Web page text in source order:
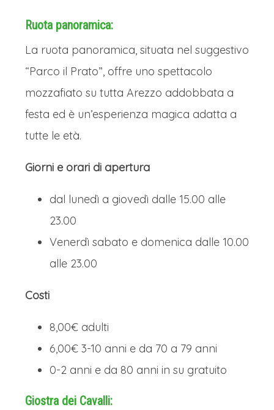
Ruota panoramica:
La ruota panoramica, situata nel suggestivo
“Parco il Prato”, offre uno spettacolo
mozzafiato su tutta Arezzo addobbata a
festa ed è un’esperienza magica adatta a
tutte le età.
Giorni e orari di apertura
dal lunedì a giovedì dalle 15.00 alle
23.00
Venerdì sabato e domenica dalle 10.00
alle 23.00
Costi
8,00€ adulti
6,00€ 3-10 anni e da 70 a 79 anni
0-2 anni e da 80 anni in su gratuito
Giostra dei Cavalli: